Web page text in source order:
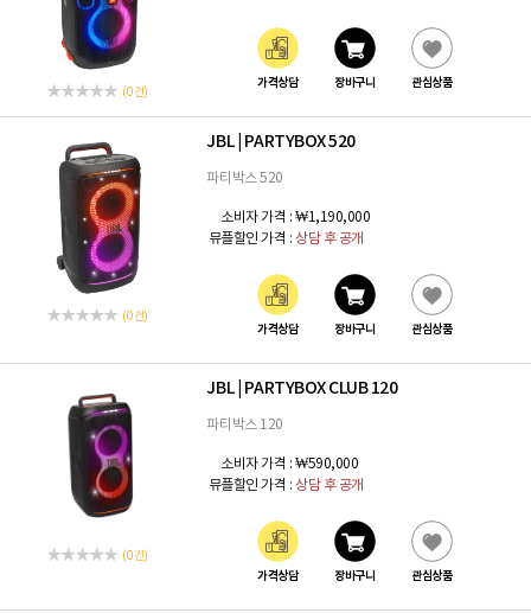
(0 건)
가격상담 장바구니 관심상품
(0 건)
JBL PARTYBOX 520
파티박스 520
소비자 가격 : ₩1,190,000
뮤플할인 가격 : 상담 후 공개
가격상담 장바구니 관심상품
(0 건)
JBL PARTYBOX CLUB 120
파티박스 120
소비자 가격 : ₩590,000
뮤플할인 가격 : 상담 후 공개
가격상담 장바구니 관심상품